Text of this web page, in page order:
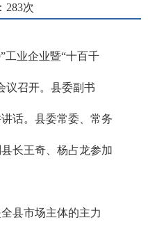
283次
工业企业暨“十百千
议召开。县委副书
话。县委常委、常务
长王奇、杨占龙参加
县市场主体的主力